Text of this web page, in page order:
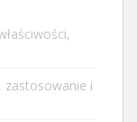
zastosowanie i